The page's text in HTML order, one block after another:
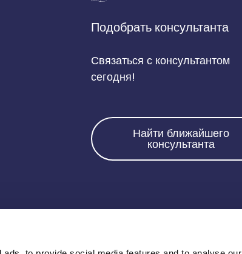
Подобрать консультанта
Связаться с консультантом
сегодня!
Найти ближайшего
консультанта